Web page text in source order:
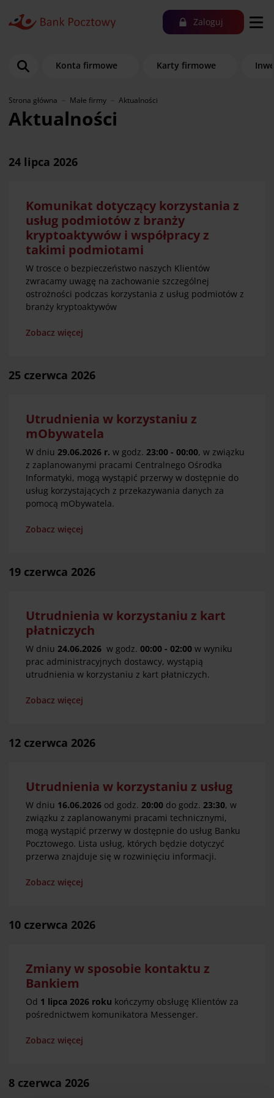
Zaloguj
Konta firmowe Karty firmowe
Strona główna Małe firmy Aktualności
Aktualności
24 lipca 2026
Komunikat dotyczący korzystania z
usług podmiotów z branży
kryptoaktywów i współpracy z
takimi podmiotami
W trosce o bezpieczeństwo naszych Klientów
zwracamy uwagę na zachowanie szczególnej
ostrożności podczas korzystania z usług podmiotów z
branży kryptoaktywów
Zobacz więcej
25 czerwca 2026
Utrudnienia w korzystaniu z
mObywatela
W dniu 29.06.2026 r. w godz. 23:00 - 00:00, w związku
z zaplanowanymi pracami Centralnego Ośrodka
Informatyki, mogą wystąpić przerwy w dostępnie do
usług korzystających z przekazywania danych za
pomocą mObywatela.
Zobacz więcej
19 czerwca 2026
Utrudnienia w korzystaniu z kart
płatniczych
W dniu 24.06.2026 w godz. 00:00 - 02:00 w wyniku
prac administracyjnych dostawcy, wystąpią
utrudnienia w korzystaniu z kart płatniczych.
Zobacz więcej
12 czerwca 2026
Utrudnienia w korzystaniu z usług
W dniu 16.06.2026 od godz. 20:00 do godz. 23:30, w
związku z zaplanowanymi pracami technicznymi,
mogą wystąpić przerwy w dostępnie do usług Banku
Pocztowego. Lista usług, których będzie dotyczyć
przerwa znajduje się w rozwinięciu informacji.
Zobacz więcej
10 czerwca 2026
Zmiany w sposobie kontaktu z
Bankiem
Od 1 lipca 2026 roku kończymy obsługę Klientów za
pośrednictwem komunikatora Messenger.
Zobacz więcej
8 czerwca 2026